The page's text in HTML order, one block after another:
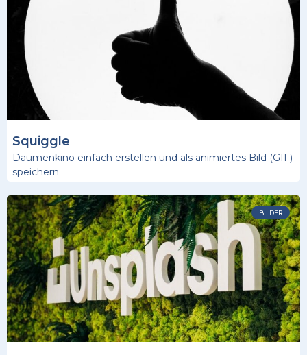
Squiggle
Daumenkino einfach erstellen und als animiertes Bild (GIF)
speichern
BILDER